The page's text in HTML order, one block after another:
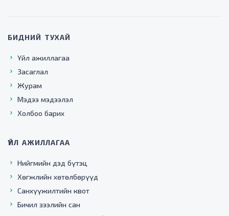
БИДНИЙ ТУХАЙ
Үйл ажиллагаа
Засаглал
Журам
Мэдээ мэдээлэл
Холбоо барих
ҮЙЛ АЖИЛЛАГАА
Нийгмийн дэд бүтэц
Хөгжлийн хөтөлбөрүүд
Санхүүжилтийн квот
Бичил зээлийн сан